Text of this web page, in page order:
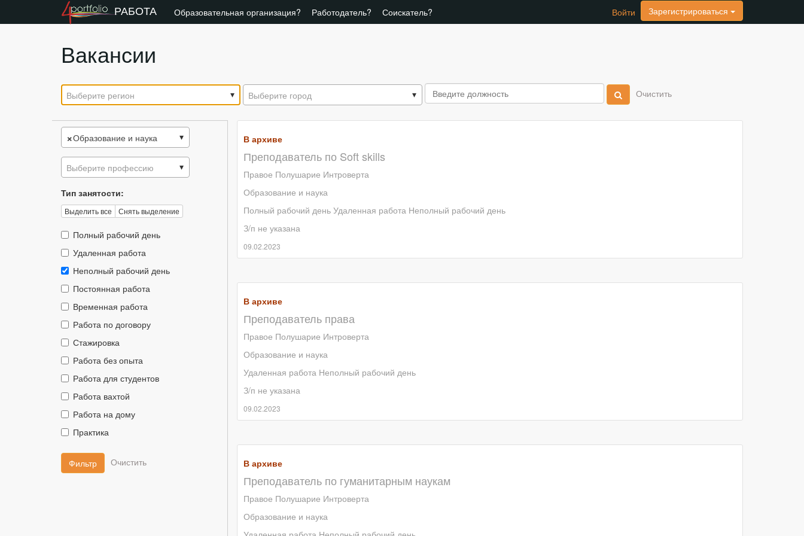
РАБОТА Образовательная организация? Работодатель? Соискатель? Войти Зарегистрироваться
Вакансии
Выберите регион Выберите город
×Образование и наука
Выберите профессию
Тип занятости:
Выделить все Снять выделение
Тип
Полный рабочий день
Тип
Удаленная работа
Тип
Неполный рабочий день
Тип
Постоянная работа
Тип
Временная работа
Тип
Работа по договору
Тип
Стажировка
Тип
Работа без опыта
Тип
Работа для студентов
Тип
Работа вахтой
Тип
Работа на дому
Тип
Практика
Фильтр
В архиве
Преподаватель по Soft skills
Правое Полушарие Интроверта
Образование и наука
Полный рабочий день Удаленная работа Неполный рабочий день
З/п не указана
09.02.2023
В архиве
Преподаватель права
Правое Полушарие Интроверта
Образование и наука
Удаленная работа Неполный рабочий день
З/п не указана
09.02.2023
В архиве
Преподаватель по гуманитарным наукам
Правое Полушарие Интроверта
Образование и наука